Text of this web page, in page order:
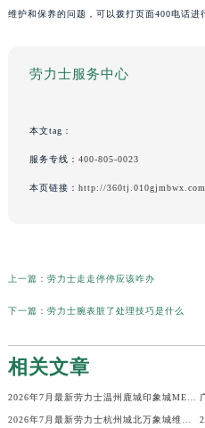
维护和保养的问题，可以拨打页面400电话进
劳力士服务中心
本文tag：
服务专线： 400-805-0023
本页链接： http://
上一篇： 劳力士走走停停应该咋办
下一篇： 劳力士腕表脏了处理技巧是什么
相关文章